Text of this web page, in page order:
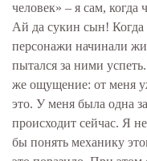
человек» – я сам,
Ай да сукин сын!
персонажи начинали
пытался за ними
же ощущение: от меня
это. У меня была одна
происходит сейчас. Я
бы понять механику